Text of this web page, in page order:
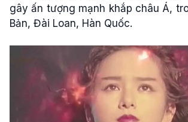
gây ấn tượng mạnh khắp châu Á,
Bản, Đài Loan, Hàn Quốc.